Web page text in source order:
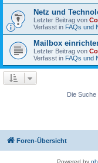
Netz und
Letzter Beitrag von
Verfasst in FAQs und
Mailbox
Letzter Beitrag von
Verfasst in FAQs und
Die
Foren-Übersicht
Powered by